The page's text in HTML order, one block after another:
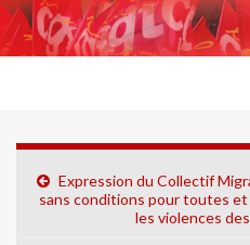
Expression du Collectif
sans conditions pour toutes
les violences